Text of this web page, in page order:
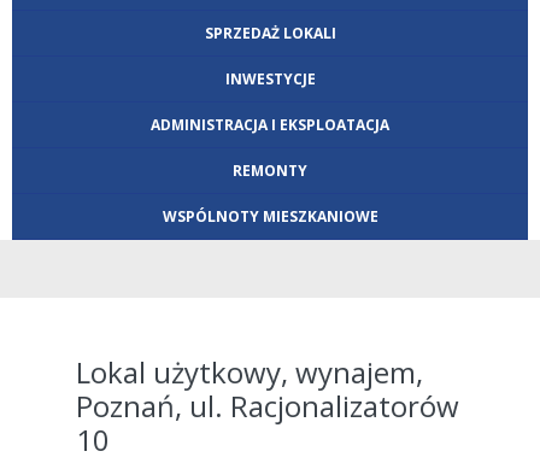
SPRZEDAŻ LOKALI
INWESTYCJE
ADMINISTRACJA I EKSPLOATACJA
REMONTY
WSPÓLNOTY MIESZKANIOWE
Lokal użytkowy, wynajem,
Poznań, ul. Racjonalizatorów
10